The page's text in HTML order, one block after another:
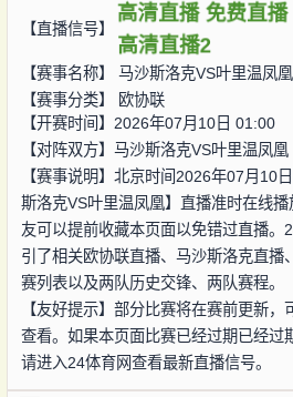
【直播信号】
高清直播 免费直播
高清直播2
【赛事名称】 马沙斯洛克VS叶里温凤凰
【赛事分类】
欧协联
【开赛时间】2026年07月10日 01:00
【对阵双方】 马沙斯洛克VS叶里温凤凰
【赛事说明】北京时间2026年07月10
斯洛克VS叶里温凤凰】直播准时在线
友可以提前收藏本页面以免错过直播。
引了相关欧协联直播、马沙斯洛克直播
赛列表以及两队历史交锋、两队赛程。
【友好提示】部分比赛将在赛前更新
查看。如果本页面比赛已经过期已经过
请进入24体育网查看最新直播信号。